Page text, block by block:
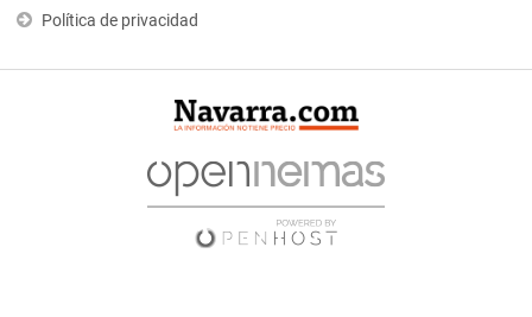
Política de privacidad